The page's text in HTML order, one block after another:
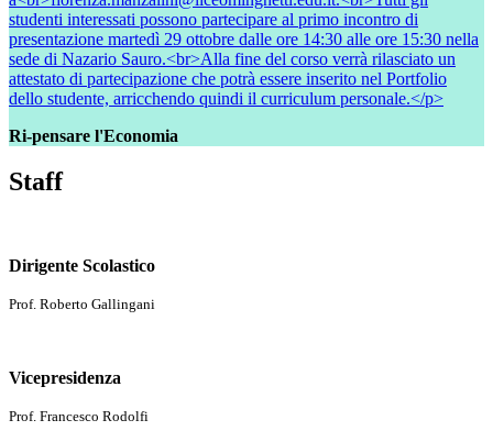
studenti interessati possono partecipare al primo incontro di
presentazione martedì 29 ottobre dalle ore 14:30 alle ore 15:30 nella
sede di Nazario Sauro.<br>Alla fine del corso verrà rilasciato un
attestato di partecipazione che potrà essere inserito nel Portfolio
dello studente, arricchendo quindi il curriculum personale.</p>
Ri-pensare l'Economia
Staff
Dirigente Scolastico
Prof. Roberto Gallingani
Vicepresidenza
Prof. Francesco Rodolfi